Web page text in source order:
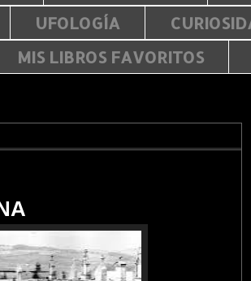
UFOLOGÍA
MIS LIBROS FAVORITOS